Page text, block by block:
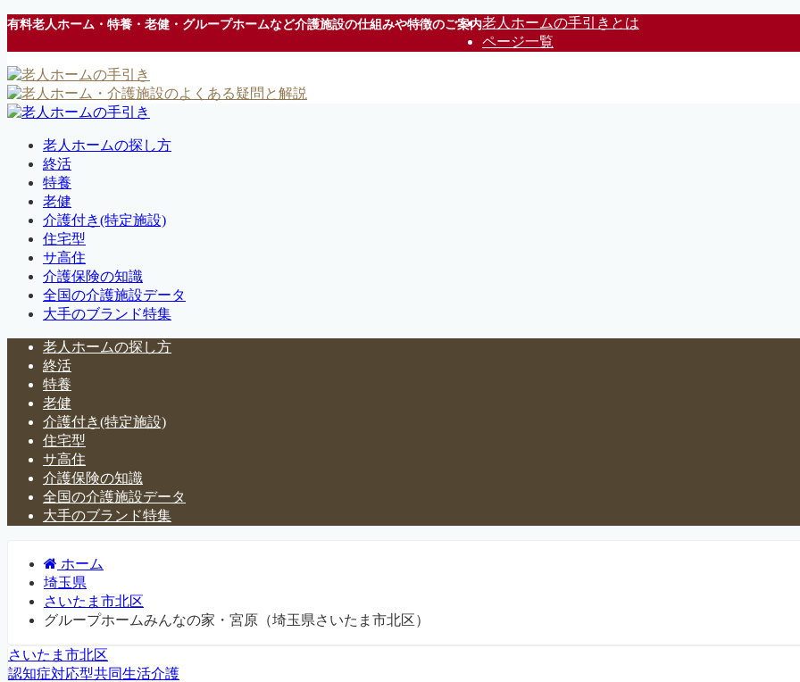
有料老人ホーム・特養・老健・グループホームなど介護施設の仕組みや特徴のご案内老人ホームの手引きとは
ページ一覧
老人ホームの探し方
終活
特養
老健
介護付き(特定施設)
住宅型
サ高住
介護保険の知識
全国の介護施設データ
大手のブランド特集
老人ホームの探し方
終活
特養
老健
介護付き(特定施設)
住宅型
サ高住
介護保険の知識
全国の介護施設データ
大手のブランド特集
ホーム
埼玉県
さいたま市北区
グループホームみんなの家・宮原（埼玉県さいたま市北区）
さいたま市北区
認知症対応型共同生活介護